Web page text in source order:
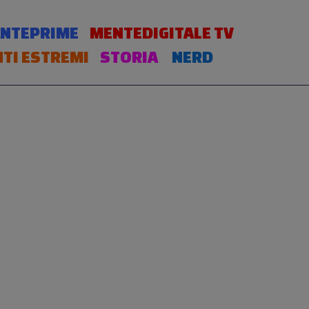
MENTEDIGITALE TV
ESTREMI
STORIA NERD